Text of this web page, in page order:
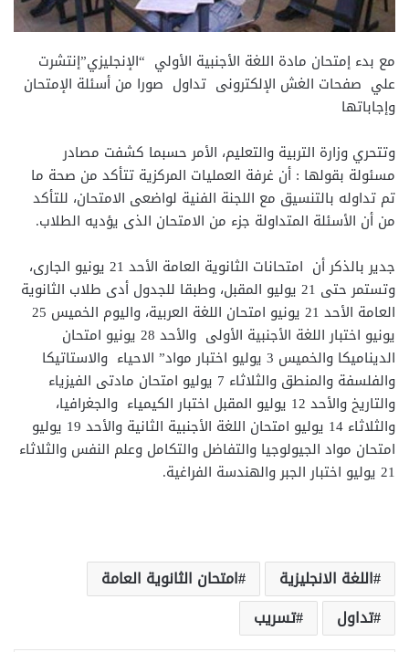
مع بدء إمتحان مادة اللغة الأجنبية الأولي “الإنجليزي”إنتشرت
علي صفحات الغش الإلكترونى تداول صورا من أسئلة الإمتحان
وإجاباتها
وتتحري وزارة التربية والتعليم، الأمر حسبما كشفت مصادر
مسئولة بقولها : أن غرفة العمليات المركزية تتأكد من صحة ما
تم تداوله بالتنسيق مع اللجنة الفنية لواضعى الامتحان، للتأكد
من أن الأسئلة المتداولة جزء من الامتحان الذى يؤديه الطلاب.
جدير بالذكر أن امتحانات الثانوية العامة الأحد 21 يونيو الجارى،
وتستمر حتى 21 يوليو المقبل، وطبقا للجدول أدى طلاب الثانوية
العامة الأحد 21 يونيو امتحان اللغة العربية، واليوم الخميس 25
يونيو اختبار اللغة الأجنبية الأولى والأحد 28 يونيو امتحان
الديناميكا والخميس 3 يوليو اختبار مواد” الاحياء والاستاتيكا
والفلسفة والمنطق والثلاثاء 7 يوليو امتحان مادتى الفيزياء
والتاريخ والأحد 12 يوليو المقبل اختبار الكيمياء والجغرافيا،
والثلاثاء 14 يوليو امتحان اللغة الأجنبية الثانية والأحد 19 يوليو
امتحان مواد الجيولوجيا والتفاضل والتكامل وعلم النفس والثلاثاء
21 يوليو اختبار الجبر والهندسة الفراغية.
اللغة الانجليزية
امتحان الثانوية العامة
تداول
تسريب